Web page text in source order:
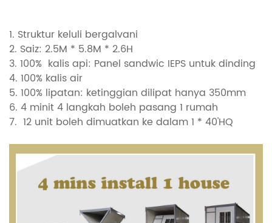
1. Struktur keluli bergalvani
2. Saiz: 2.5M * 5.8M * 2.6H
3. 100% kalis api: Panel sandwic IEPS untuk dinding
4. 100% kalis air
5. 100% lipatan: ketinggian dilipat hanya 350mm
6. 4 minit 4 langkah boleh pasang 1 rumah
7. 12 unit boleh dimuatkan ke dalam 1 * 40'HQ